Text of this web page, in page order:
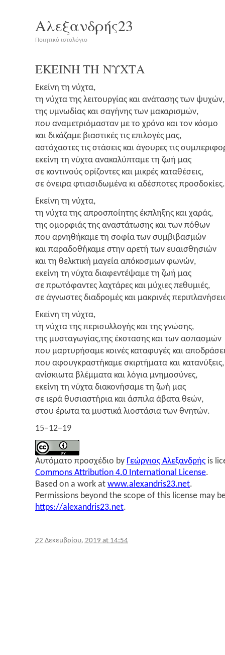
Αλεξανδρής23
Ποιητικό ιστολόγιο
ΕΚΕΙΝΗΤΗ ΝΥΧΤΑ
Εκεί­νη τη νύχτα,
τη νύχτα της λει­τουρ­γί­ας και ανά­τα­σης των ψυχών,
της υμνω­δί­ας και σαγή­νης των μακα­ρι­σμών,
που ανα­με­τριό­μα­σταν με το χρό­νο και τον κόσμο
και δικά­ζα­με βια­στι­κές τις επι­λο­γές μας,
αστό­χα­στες τις στά­σεις και άγου­ρες τις
εκεί­νη τη νύχτα ανα­κα­λύ­πτα­με τη ζωή μας
σε κοντι­νούς ορί­ζο­ντες και μικρές κατα­θέ­σεις,
σε όνει­ρα φτια­σι­δω­μέ­να κι αδέ­σπο­τες προσδοκίες.
Εκεί­νη τη νύχτα,
τη νύχτα της απρο­σποί­η­της έκπλη­ξης και χαράς,
της ομορ­φιάς της ανα­στά­τω­σης και των πόθων
που αρνη­θή­κα­με τη σοφία των συμ­βι­βα­σμών
και παρα­δο­θή­κα­με στην αρε­τή των ευαι­σθη­σιών
και τη θελ­κτι­κή μαγεία από­κο­σμων φωνών,
εκεί­νη τη νύχτα δια­φε­ντέ­ψα­με τη ζωή μας
σε πρω­τό­φα­ντες λαχτά­ρες και μύχιες πεθυ­μιές,
σε άγνω­στες δια­δρο­μές και μακρι­νές
Εκεί­νη τη νύχτα,
τη νύχτα της περι­συλ­λο­γής και της γνώ­σης,
της μυσταγωγίας,της έκστα­σης και των ασπα­σμών
που μαρ­τυ­ρή­σα­με κοι­νές κατα­φυ­γές και
που αφου­γκρα­στή­κα­με σκιρ­τή­μα­τα και κατα­νύ­ξεις,
ανί­σκιω­τα βλέμ­μα­τα και λόγια μνη­μο­σύ­νες,
εκεί­νη τη νύχτα δια­κο­νή­σα­με τη ζωή μας
σε ιερά θυσια­στή­ρια και άσπι­λα άβα­τα θεών,
στου έρω­τα τα μυστι­κά λιο­στά­σια των θνητών.
15−12−19
Αυτό­μα­το προ­σχέ­διο by Γεώρ­γιος Αλε­ξαν­δρής is
Commons Attribution 4.0 International License.
Based on a work at www.alexandris23.net.
Permissions beyond the scope of this license may
https://alexandris23.net.
22 Δεκεμβρίου, 2019 at 14:54